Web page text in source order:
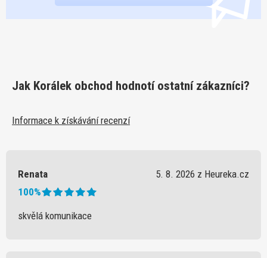
Jak Korálek obchod hodnotí ostatní zákazníci?
Informace k získávání recenzí
Renata
5. 8. 2026 z Heureka.cz
100%
skvělá komunikace